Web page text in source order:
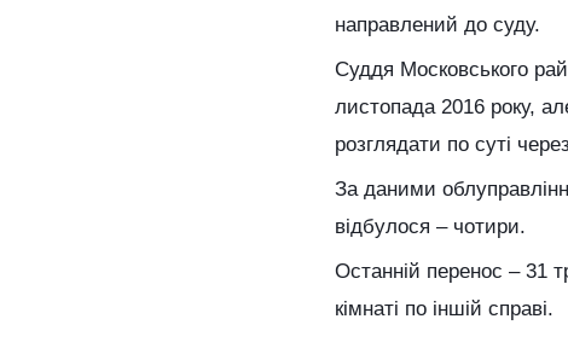
направлений до суду.
Суддя Московського
листопада 2016 року,
розглядати по суті
За даними
відбулося – чотири.
Останній перенос – 31
кімнаті по іншій справі.